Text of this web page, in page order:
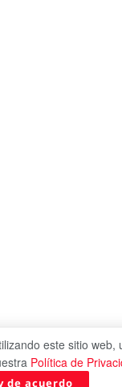
este sitio
Política de
de acuerdo